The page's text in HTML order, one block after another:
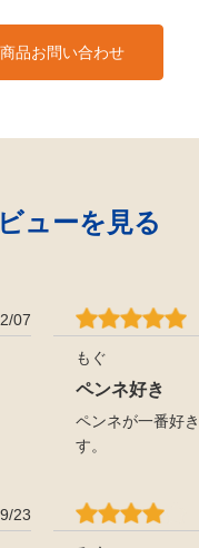
商品お問い合わせ
ューを見る
07
もぐ
ペンネ好き
ペンネが一番好
す。
23